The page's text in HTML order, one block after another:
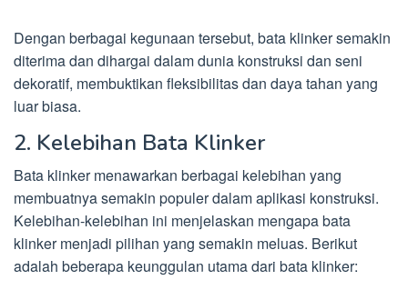
Dengan berbagai kegunaan tersebut, bata klinker semakin
diterima dan dihargai dalam dunia konstruksi dan seni
dekoratif, membuktikan fleksibilitas dan daya tahan yang
luar biasa.
2. Kelebihan Bata Klinker
Bata klinker menawarkan berbagai kelebihan yang
membuatnya semakin populer dalam aplikasi konstruksi.
Kelebihan-kelebihan ini menjelaskan mengapa bata
klinker menjadi pilihan yang semakin meluas. Berikut
adalah beberapa keunggulan utama dari bata klinker: